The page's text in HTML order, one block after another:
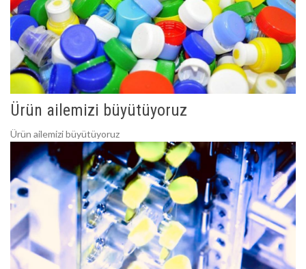
Ürün ailemizi büyütüyoruz
Ürün ailemizi büyütüyoruz